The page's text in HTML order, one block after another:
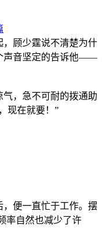
顾少霆说不清楚为什
声音坚定的告诉他——
，急不可耐的拨通助
现在就要！”
便一直忙于工作。摆
率自然也减少了许